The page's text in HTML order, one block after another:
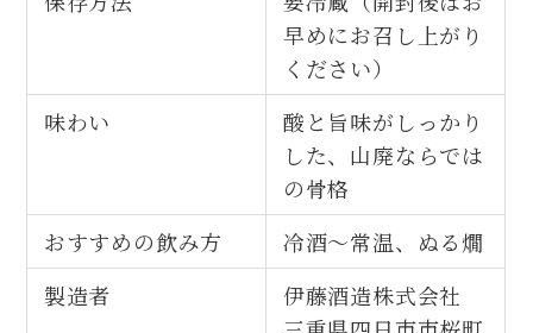
早めにお召し上がり
ください）
味わい
酸と旨味がしっかり
した、山廃ならでは
の骨格
おすすめの飲み方
冷酒～常温、ぬる燗
製造者
伊藤酒造株式会社